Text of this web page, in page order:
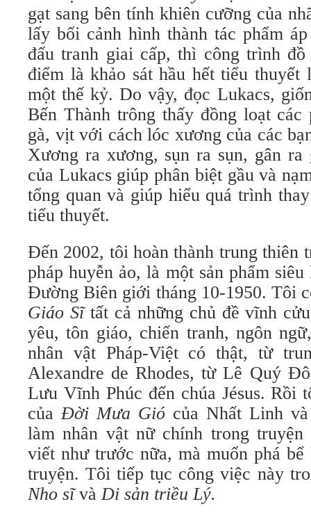
gạt sang bên tính khiên cưỡng của
lấy bối cảnh hình thành tác phẩm
đấu tranh giai cấp, thì công trình
điểm là khảo sát hầu hết tiểu
một thế kỷ. Do vậy, đọc Lukacs,
Bến Thành trông thấy đồng loạt
gà, vịt với cách lóc xương của các
Xương ra xương, sụn ra sụn, gân ra
của Lukacs giúp phân biệt gầu và
tổng quan và giúp hiểu quá trình
tiểu thuyết.
Đến 2002, tôi hoàn thành trung thiên
pháp huyễn ảo, là một sản phẩm
Đường Biên giới tháng 10-1950. Tôi
Giáo Sĩ tất cả những chủ đề vĩnh
yêu, tôn giáo, chiến tranh, ngôn
nhân vật Pháp-Việt có thật, từ
Alexandre de Rhodes, từ Lê Quý
Lưu Vĩnh Phúc đến chúa Jésus. Rồi
củaĐời Mưa Gió của Nhất Linh
làm nhân vật nữ chính trong
viết như trước nữa, mà muốn phá
truyện. Tôi tiếp tục công việc này
Nho sĩvàDi sản triều Lý.